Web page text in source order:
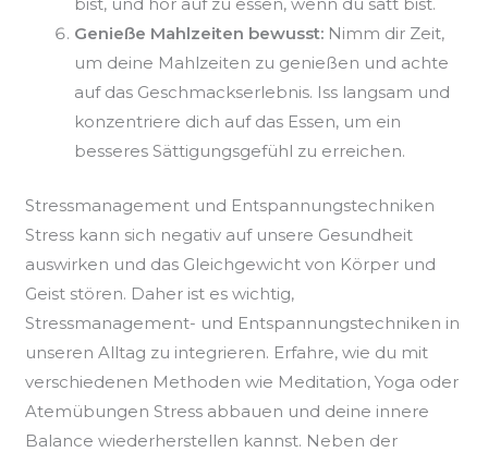
bist, und hör auf zu essen, wenn du satt bist.
Genieße Mahlzeiten bewusst: Nimm dir Zeit,
um deine Mahlzeiten zu genießen und achte
auf das Geschmackserlebnis. Iss langsam und
konzentriere dich auf das Essen, um ein
besseres Sättigungsgefühl zu erreichen.
Stressmanagement und Entspannungstechniken
Stress kann sich negativ auf unsere Gesundheit
auswirken und das Gleichgewicht von Körper und
Geist stören. Daher ist es wichtig,
Stressmanagement- und Entspannungstechniken in
unseren Alltag zu integrieren. Erfahre, wie du mit
verschiedenen Methoden wie Meditation, Yoga oder
Atemübungen Stress abbauen und deine innere
Balance wiederherstellen kannst. Neben der